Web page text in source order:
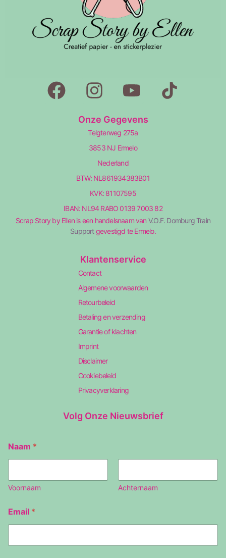
Onze Gegevens
Telgterweg 275a
3853 NJ Ermelo
Nederland
BTW: NL861934383B01
KVK: 81107595
IBAN: NL94 RABO 0139 7003 82
Scrap Story by Ellen is een handelsnaam van V.O.F. Domburg Train
Supportgevestigd te Ermelo.
Klantenservice
Contact
Algemene voorwaarden
Retourbeleid
Betaling en verzending
Garantie of klachten
Imprint
Disclaimer
Cookiebeleid
Privacyverklaring
Volg Onze Nieuwsbrief
Naam *
Voornaam Achternaam
m
a
l
Email *